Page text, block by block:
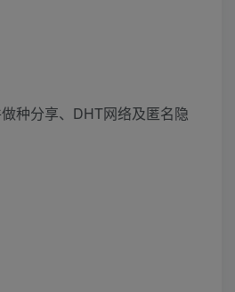
种分享、DHT网络及匿名隐